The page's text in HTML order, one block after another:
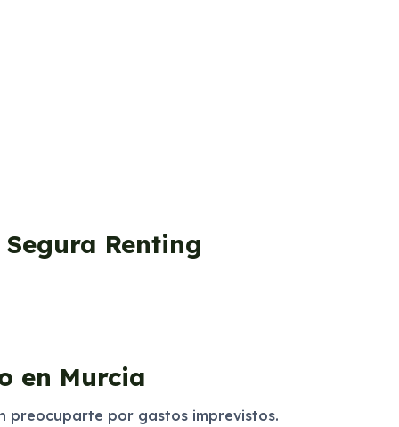
Renting
en Murcia
preocuparte por gastos imprevistos.